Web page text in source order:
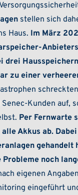
stellen sich
Haus. Im März
drei
zu einer
Kunden auf,
Per Fernwarte
Akkus ab.
gehandelt
Probleme noch
eigenen
eingeführt